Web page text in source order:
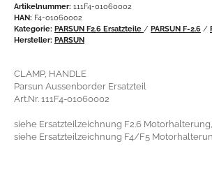
Artikelnummer: 111F4-01060002
HAN: F4-01060002
Kategorie: PARSUN F2.6 Ersatzteile / PARSUN F-2.6 /
Hersteller: PARSUN
CLAMP, HANDLE
Parsun Aussenborder Ersatzteil
Art.Nr. 111F4-01060002
siehe Ersatzteilzeichnung F2.6 Motorhalterung,
siehe Ersatzteilzeichnung F4/F5